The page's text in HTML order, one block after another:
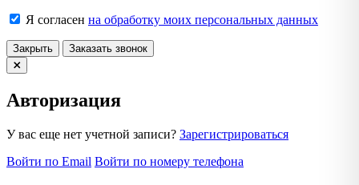
Я согласен на обработку моих персональных данных
Закрыть Заказать звонок
Авторизация
У вас еще нет учетной записи? Зарегистрироваться
Войти по Email Войти по номеру телефона